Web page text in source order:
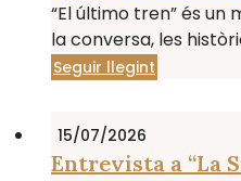
“El último tren” és
la conversa, les
Seguir llegint
15/07/2026
Entrevista a “La